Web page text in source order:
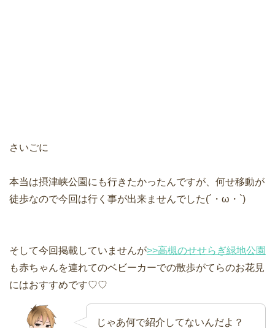
さいごに
本当は摂津峡公園にも行きたかったんですが、何せ移動が
徒歩なので今回は行く事が出来ませんでした(´・ω・`)
そして今回掲載していませんが>>高槻のせせらぎ緑地公園
も赤ちゃんを連れてのベビーカーでの散歩がてらのお花見
にはおすすめです♡♡
じゃあ何で紹介してないんだよ？